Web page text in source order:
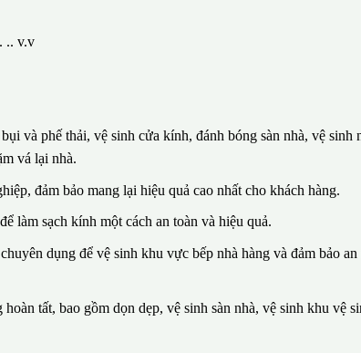
.. v.v
và phế thải, vệ sinh cửa kính, đánh bóng sàn nhà, vệ sinh
vá lại nhà.
đảm bảo mang lại hiệu quả cao nhất cho khách hàng.
làm sạch kính một cách an toàn và hiệu quả.
dụng để vệ sinh khu vực bếp nhà hàng và đảm bảo
tất, bao gồm dọn dẹp, vệ sinh sàn nhà, vệ sinh khu vệ